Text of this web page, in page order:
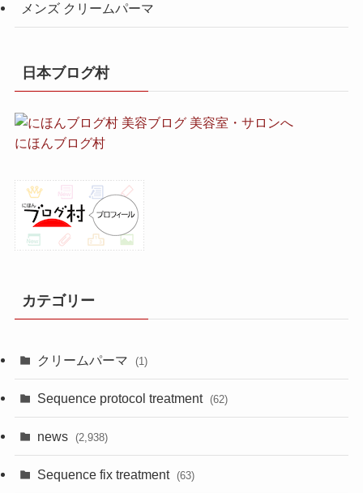
メンズ クリームパーマ
日本ブログ村
にほんブログ村
カテゴリー
クリームパーマ (1)
Sequence protocol treatment (62)
news (2,938)
Sequence fix treatment (63)